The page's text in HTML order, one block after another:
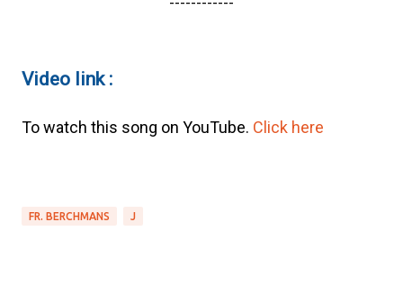
Video link :
To watch this song on YouTube. Click here
FR. BERCHMANS J